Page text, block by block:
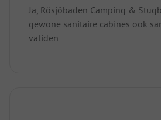
Ja, Rösjöbaden Camping &
gewone sanitaire cabines ook
validen.